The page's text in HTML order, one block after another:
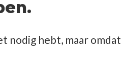
nodig hebt, maar